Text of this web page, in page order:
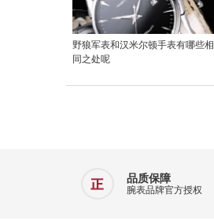
野狼军表和汉米尔顿手表有哪些相
同之处呢
品质保障
腕表品牌官方授权